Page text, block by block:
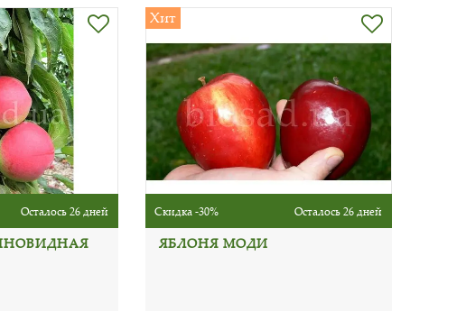
Осталось 26 дней
Хит
Скидка -30% Осталось 26 дней
ЯБЛОНЯ МОДИ